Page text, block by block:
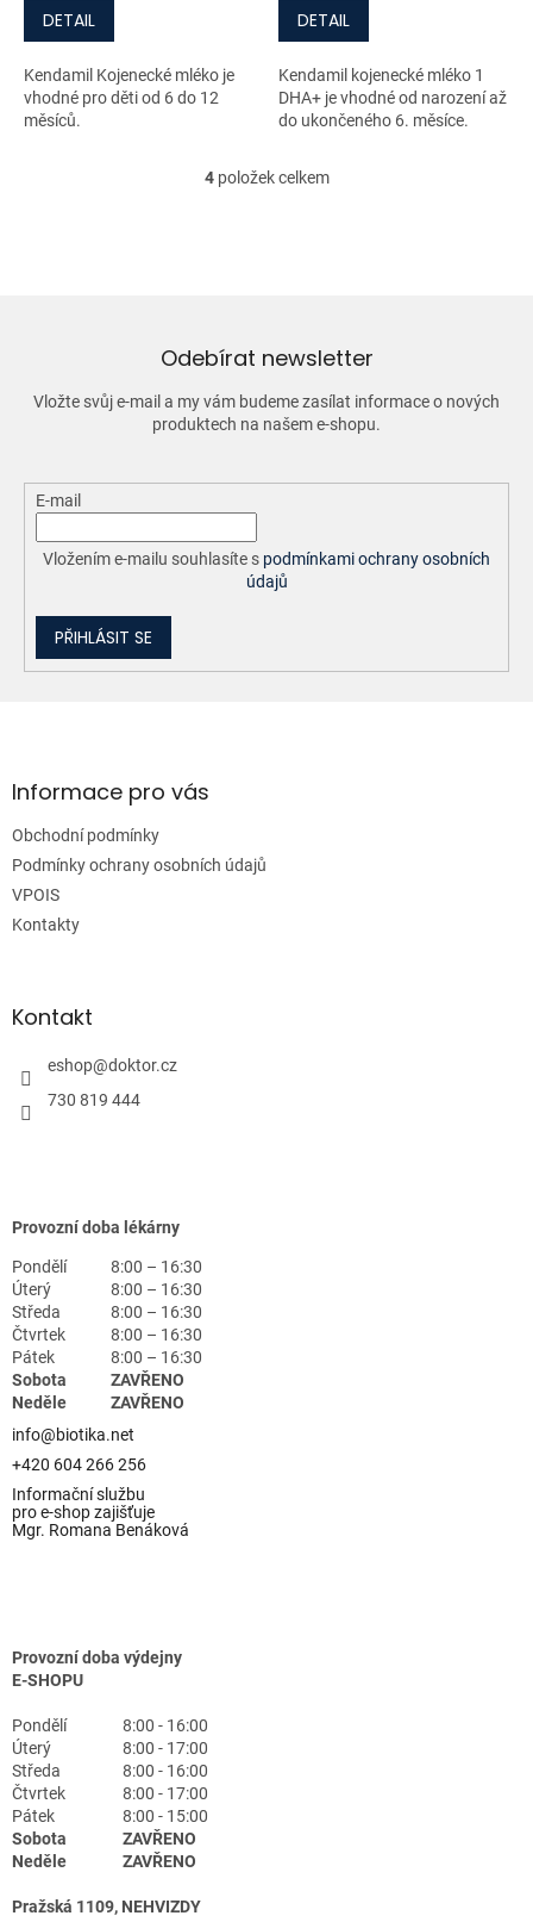
DETAIL
Kendamil Kojenecké mléko je
vhodné pro děti od 6 do 12
měsíců.
DETAIL
Kendamil kojenecké mléko 1
DHA+ je vhodné od narození až
do ukončeného 6. měsíce.
O
í
p
r
v
k
v
i
s
u
4položek celkem
Odebírat newsletter
Vložte svůj e-mail a my vám budeme zasílat informace o nových
produktech na našem e-shopu.
E-mail
Vložením e-mailu souhlasíte s podmínkami ochrany osobních
údajů
PŘIHLÁSIT SE
aInformace pro vás
Obchodní podmínky
Podmínky ochrany osobních údajů
VPOIS
Kontakty
Kontakt
eshop@doktor.cz
730 819 444
Provozní doba lékárny
Pondělí
8:00 – 16:30
Úterý
8:00 – 16:30
Středa
8:00 – 16:30
Čtvrtek
8:00 – 16:30
Pátek
8:00 – 16:30
Sobota
ZAVŘENO
Neděle
ZAVŘENO
info@biotika.net
+420 604 266 256
Informační službu
pro e-shop zajišťuje
Mgr. Romana Benáková
Provozní doba výdejny
E-SHOPU
Pondělí
8:00 - 16:00
Úterý
8:00 - 17:00
Středa
8:00 - 16:00
Čtvrtek
8:00 - 17:00
Pátek
8:00 - 15:00
Sobota
ZAVŘENO
Neděle
ZAVŘENO
Pražská 1109, NEHVIZDY